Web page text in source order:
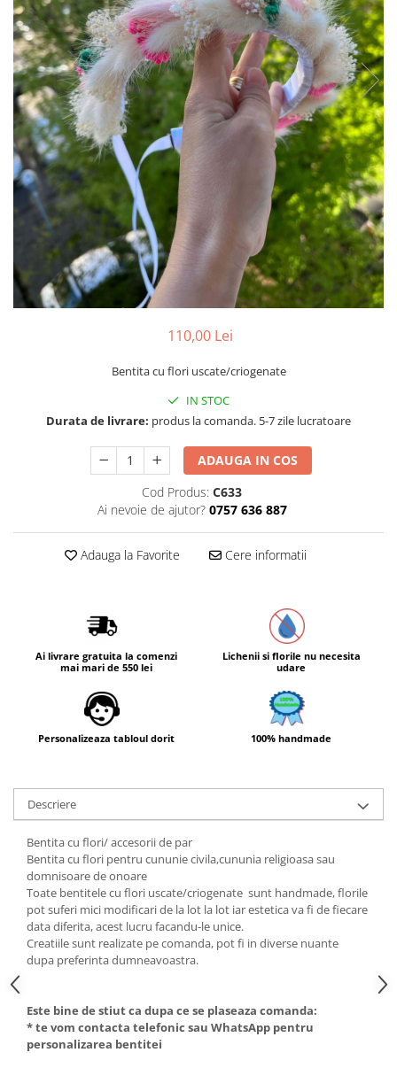
Tablou licheni pentru Barbati
Tablouri 40/30
Tablouri cu licheni pe canvas
Tablouri cu licheni pentru Nasi si
Fini
Tablouri fluturi
110,00 Lei
Bentita cu flori uscate/criogenate
IN STOC
Durata de livrare: produs la comanda. 5-7 zile lucratoare
ADAUGA IN COS
Cod Produs: C633
Ai nevoie de ajutor? 0757 636 887
Adauga la Favorite Cere informatii
Ai livrare gratuita la comenzi
mai mari de 550 lei
Lichenii si florile nu necesita
udare
Personalizeaza tabloul dorit 100% handmade
Descriere
Bentita cu flori/ accesorii de par
Bentita cu flori pentru cununie civila,cununia religioasa sau
domnisoare de onoare
Toate bentitele cu flori uscate/criogenate sunt handmade, florile
pot suferi mici modificari de la lot la lot iar estetica va fi de fiecare
data diferita, acest lucru facandu-le unice.
Creatiile sunt realizate pe comanda, pot fi in diverse nuante
dupa preferinta dumneavoastra.
Este bine de stiut ca dupa ce se plaseaza comanda:
* te vom contacta telefonic sau WhatsApp pentru
personalizarea bentitei